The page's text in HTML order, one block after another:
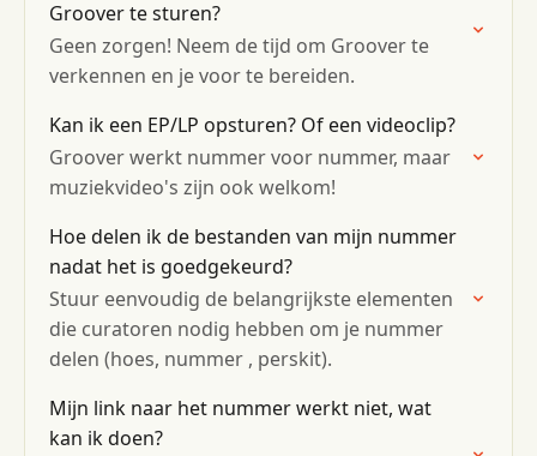
Groover te sturen?
Geen zorgen! Neem de tijd om Groover te
verkennen en je voor te bereiden.
Kan ik een EP/LP opsturen? Of een videoclip?
Groover werkt nummer voor nummer, maar
muziekvideo's zijn ook welkom!
Hoe delen ik de bestanden van mijn nummer
nadat het is goedgekeurd?
Stuur eenvoudig de belangrijkste elementen
die curatoren nodig hebben om je nummer
delen (hoes, nummer , perskit).
Mijn link naar het nummer werkt niet, wat
kan ik doen?